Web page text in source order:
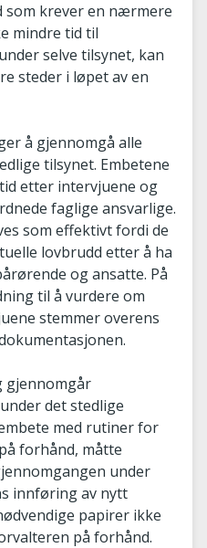
som krever en nærmere
mindre tid til
selve tilsynet, kan
steder i løpet av en
å gjennomgå alle
tilsynet. Embetene
etter intervjuene og
faglige ansvarlige.
som effektivt fordi de
lovbrudd etter å ha
og ansatte. På
til å vurdere om
stemmer overens
gjennomgår
det stedlige
med rutiner for
forhånd, måtte
under
innføring av nytt
papirer ikke
på forhånd.